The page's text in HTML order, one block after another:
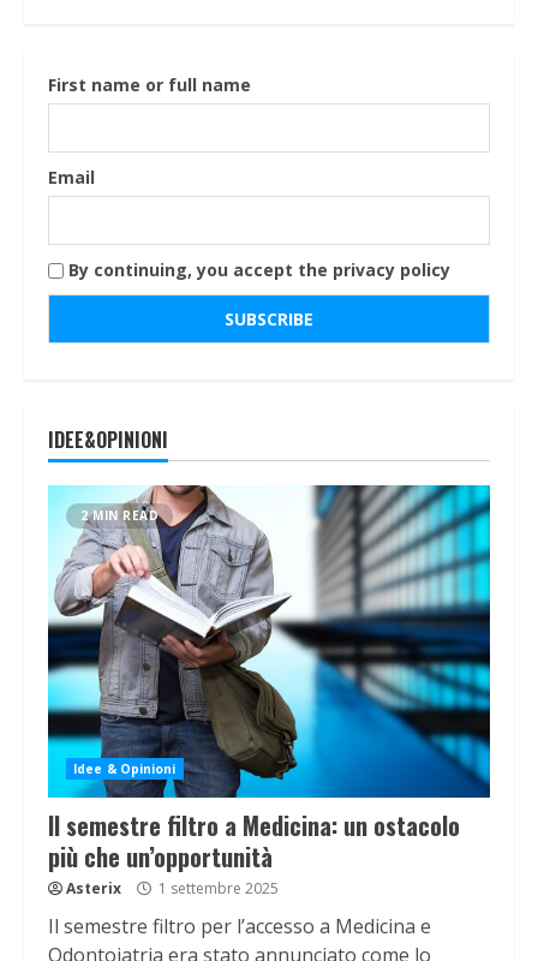
First name or full name
Email
By continuing, you accept the privacy policy
IDEE&OPINIONI
2 MIN READ
Idee & Opinioni
Il semestre filtro a Medicina: un ostacolo
più che un’opportunità
Asterix 1 settembre 2025
Il semestre filtro per l’accesso a Medicina e
Odontoiatria era stato annunciato come lo